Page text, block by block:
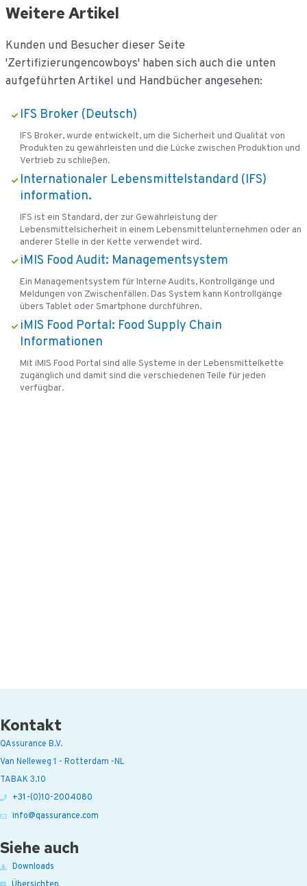
Weitere Artikel
Kunden und Besucher dieser Seite
'Zertifizierungencowboys' haben sich auch die unten
aufgeführten Artikel und Handbücher angesehen:
IFS Broker (Deutsch)
IFS Broker, wurde entwickelt, um die Sicherheit und Qualität von
Produkten zu gewährleisten und die Lücke zwischen Produktion und
Vertrieb zu schließen.
Internationaler Lebensmittelstandard (IFS)
information.
IFS ist ein Standard, der zur Gewährleistung der
Lebensmittelsicherheit in einem Lebensmittelunternehmen oder an
anderer Stelle in der Kette verwendet wird.
iMIS Food Audit: Managementsystem
Ein Managementsystem für Interne Audits, Kontrollgänge und
Meldungen von Zwischenfällen. Das System kann Kontrollgänge
übers Tablet oder Smartphone durchführen.
iMIS Food Portal: Food Supply Chain
Informationen
Mit iMIS Food Portal sind alle Systeme in der Lebensmittelkette
zugänglich und damit sind die verschiedenen Teile für jeden
verfügbar.
Kontakt
QAssurance B.V.
Van Nelleweg 1 - Rotterdam -NL
TABAK 3.10
+31-(0)10-2004080
info@qassurance.com
Siehe auch
Downloads